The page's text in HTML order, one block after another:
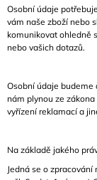
Osobní údaje
vám naše zboží nebo
komunikovat ohledně
nebo vašich dotazů.
Osobní údaje budeme
nám plynou ze
vyřízení reklamací a
Na základě jakého
Jedná se o